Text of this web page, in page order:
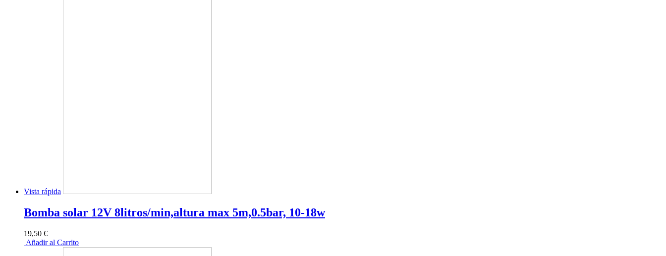
Vista rápida
Bomba solar 12V 8litros/min,altura max 5m,0.5bar, 10-18w
19,50 €
Añadir al Carrito